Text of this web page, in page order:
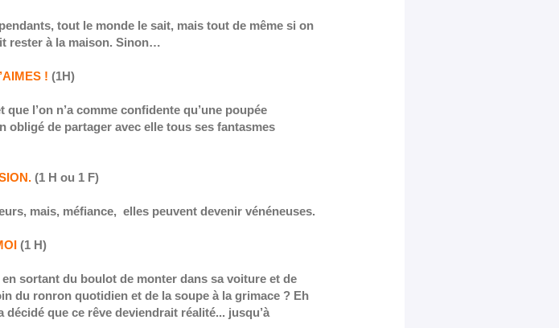
tout le monde le sait, mais tout de même si on
rester à la maison. Sinon…
! (1H)
que l’on n’a comme confidente qu’une poupée
obligé de partager avec elle tous ses fantasmes
(1 H ou 1 F)
mais, méfiance, elles peuvent devenir vénéneuses.
(1 H)
en sortant du boulot de monter dans sa voiture et de
du ronron quotidien et de la soupe à la grimace ? Eh
décidé que ce rêve deviendrait réalité... jusqu’à